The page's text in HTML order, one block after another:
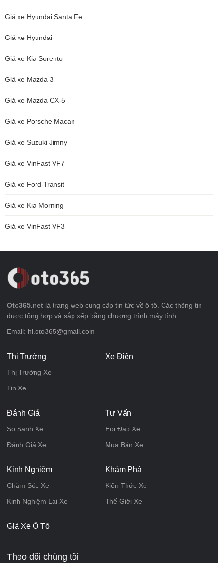
Giá xe Hyundai Santa Fe
Giá xe Hyundai
Giá xe Kia Sorento
Giá xe Mazda 3
Giá xe Mazda CX-5
Giá xe Porsche Macan
Giá xe Suzuki Jimny
Giá xe VinFast VF7
Giá xe Ford Transit
Giá xe Kia Morning
Giá xe VinFast VF3
Oto365.net là trang web cung cấp tin tức về ô tô. Các thông tin
được tổng hợp và sắp xếp bằng chương trình máy tính
Email: hi.oto365@gmail.com
Thị Trường
Thị Trường Xe
Tin Xe
Xe Điện
Đánh Giá
So Sánh Xe
Đánh Giá Xe
Tư Vấn
Hỏi Đáp Xe
Mua Bán Xe
Kinh Nghiệm
Chăm Sóc Xe
Kinh Nghiệm Lái Xe
Khám Phá
Kiến Thức Xe
Thế Giới Xe
Giá Xe Ô Tô
Theo dõi chúng tôi